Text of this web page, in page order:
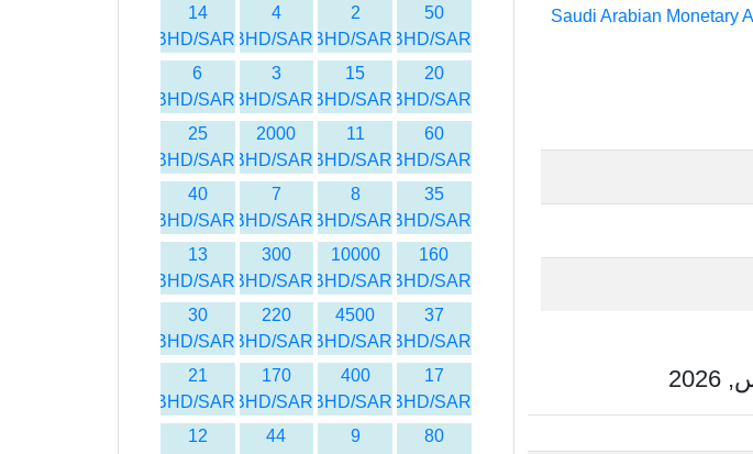
50
BHD/SAR
2
BHD/SAR
4
BHD/SAR
14
BHD/SAR
20
BHD/SAR
15
BHD/SAR
3
BHD/SAR
6
BHD/SAR
60
BHD/SAR
11
BHD/SAR
2000
BHD/SAR
25
BHD/SAR
35
BHD/SAR
8
BHD/SAR
7
BHD/SAR
40
BHD/SAR
160
BHD/SAR
10000
BHD/SAR
300
BHD/SAR
13
BHD/SAR
37
BHD/SAR
4500
BHD/SAR
220
BHD/SAR
30
BHD/SAR
17
BHD/SAR
400
BHD/SAR
170
BHD/SAR
21
BHD/SAR
80
9
44
12